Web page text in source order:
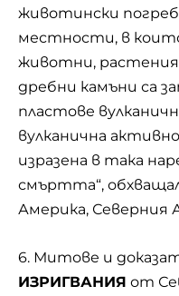
животински
местности, в
животни, растения,
дребни камъни са
пластове
вулканична
изразена в така
смъртта“,
Америка, Северния
6. Митове и
ИЗРИГВАНИЯ от